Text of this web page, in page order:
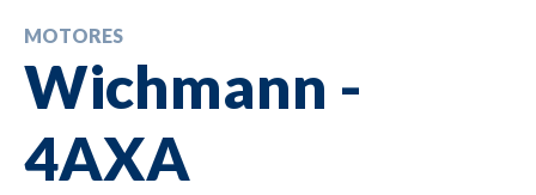
MOTORES
Wichmann -
4AXA